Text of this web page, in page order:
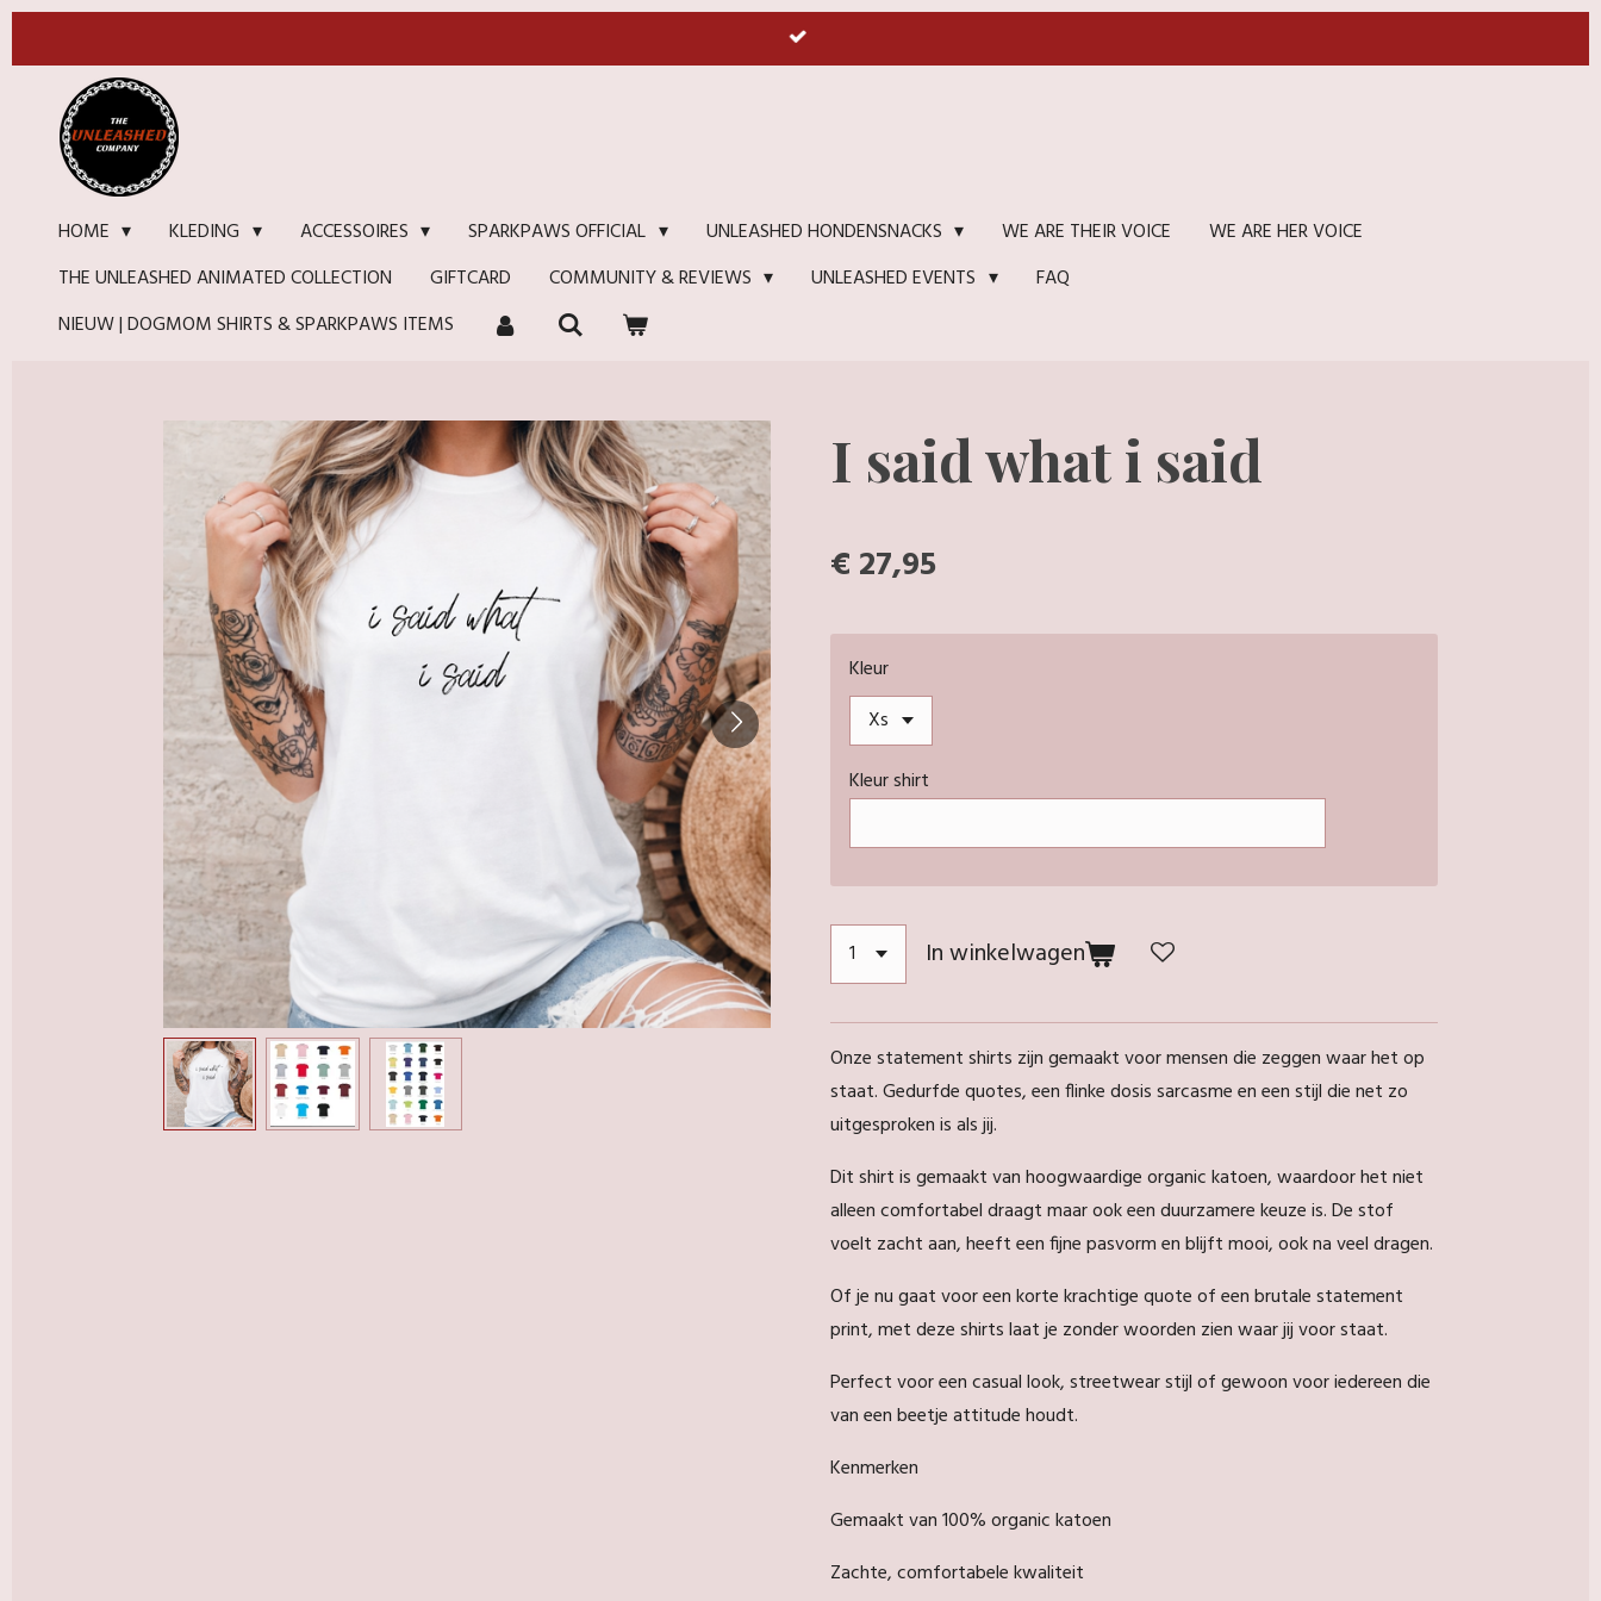
hoofdinhoud
HOME KLEDING ACCESSOIRES SPARKPAWS OFFICIAL UNLEASHED HONDENSNACKS WE ARE THEIR VOICE
WE ARE HER VOICE
THE UNLEASHED ANIMATED COLLECTION
GIFTCARD COMMUNITY & REVIEWS UNLEASHED EVENTS
FAQ
NIEUW | DOGMOM SHIRTS & SPARKPAWS ITEMS
I said what i said
€ 27,95
Kleur
Kleur shirt
In winkelwagen
Onze statement shirts zijn gemaakt voor mensen die zeggen waar het op
staat. Gedurfde quotes, een flinke dosis sarcasme en een stijl die net zo
uitgesproken is als jij.
Dit shirt is gemaakt van hoogwaardige organic katoen, waardoor het niet
alleen comfortabel draagt maar ook een duurzamere keuze is. De stof
voelt zacht aan, heeft een fijne pasvorm en blijft mooi, ook na veel dragen.
Of je nu gaat voor een korte krachtige quote of een brutale statement
print, met deze shirts laat je zonder woorden zien waar jij voor staat.
Perfect voor een casual look, streetwear stijl of gewoon voor iedereen die
van een beetje attitude houdt.
Kenmerken
Gemaakt van 100% organic katoen
Zachte, comfortabele kwaliteit